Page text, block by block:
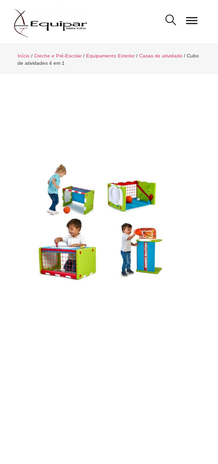
Início / Creche e Pré-Escolar/ Equipamento Exterior/ Casas de atividade / Cubo
de atividades 4 em 1